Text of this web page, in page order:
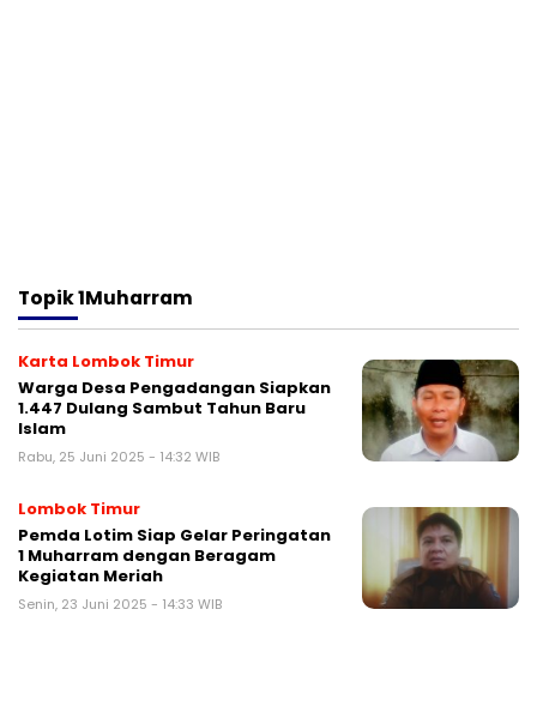
Topik1Muharram
Karta Lombok Timur
Warga Desa Pengadangan Siapkan
1.447 Dulang Sambut Tahun Baru
Islam
Rabu, 25 Juni 2025 - 14:32 WIB
Lombok Timur
Pemda Lotim Siap Gelar Peringatan
1 Muharram dengan Beragam
Kegiatan Meriah
Senin, 23 Juni 2025 - 14:33 WIB